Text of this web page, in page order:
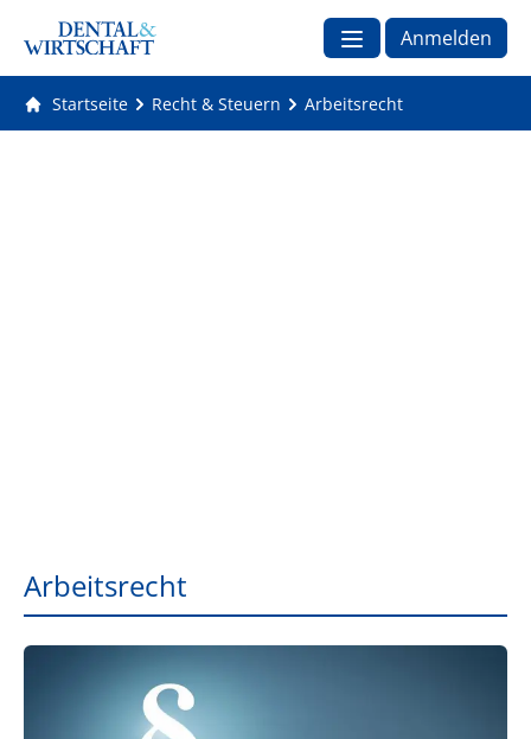
Anmelden
Startseite Recht & Steuern Arbeitsrecht
Arbeitsrecht